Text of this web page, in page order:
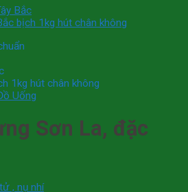
Uống
Sơn La, đặc